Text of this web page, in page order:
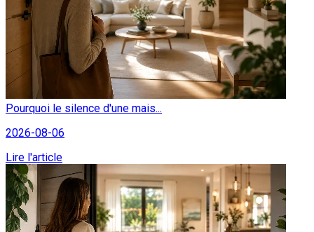
Pourquoi le silence d'une mais...
2026-08-06
Lire l'article